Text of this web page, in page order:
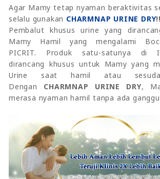
Agar Mamy tetap nyaman beraktivitas
selalu gunakan CHARMNAP URINE DRY!!
Pembalut khusus urine yang
Mamy Hamil yang mengalami
PICRIT. Produk satu-satunya di
dirancang khusus untuk Mamy yang
Urine saat hamil atau
Dengan CHARMNAP URINE DRY,
merasa nyaman hamil tanpa ada